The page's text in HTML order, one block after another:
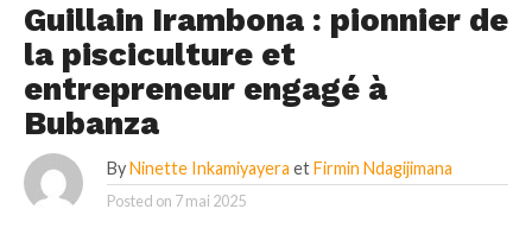
Guillain Irambona : pionnier de
la pisciculture et
entrepreneur engagé à
Bubanza
By Ninette Inkamiyayera etFirmin Ndagijimana
Posted on 7 mai 2025